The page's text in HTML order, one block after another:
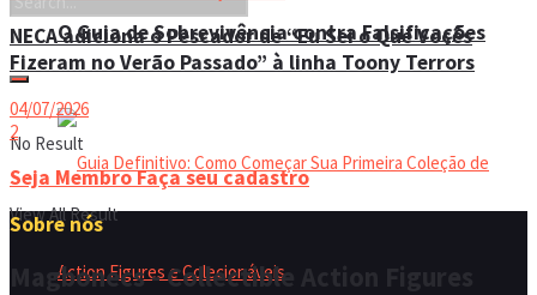
O Guia de Sobrevivência contra Falsificações
No Result
View All Result
NECA adiciona o Pescador de “Eu Sei o Que Vocês
Fizeram no Verão Passado” à linha Toony Terrors
04/07/2026
2
Seja MembroFaça seu cadastro
Sobre nós
Magbonecs - Collectible Action Figures